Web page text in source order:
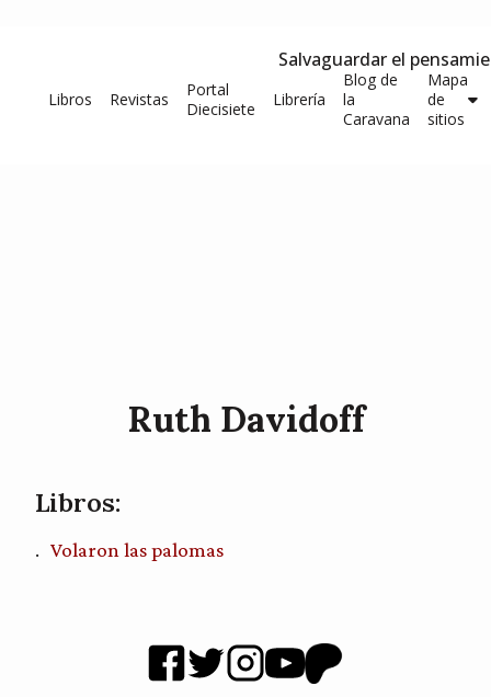
Salvaguardar el
Libros Revistas
Portal
Diecisiete
Librería
Blog de
la
Caravana
Mapa
de
sitios
Ruth Davidoff
Libros:
Volaron las palomas